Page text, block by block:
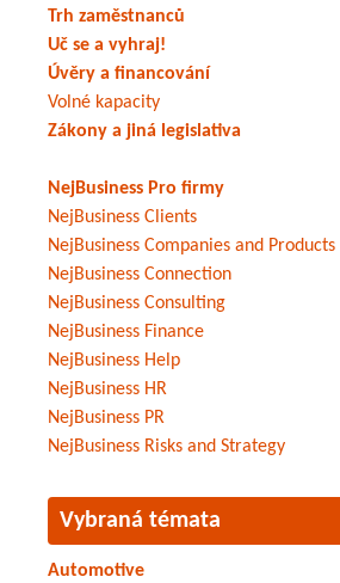
Trh zaměstnanců
Uč se a vyhraj!
Úvěry a financování
Volné kapacity
Zákony a jiná legislativa
NejBusiness Pro firmy
NejBusiness Clients
NejBusiness Companies and Products
NejBusiness Connection
NejBusiness Consulting
NejBusiness Finance
NejBusiness Help
NejBusiness HR
NejBusiness PR
NejBusiness Risks and Strategy
Vybraná témata
Automotive